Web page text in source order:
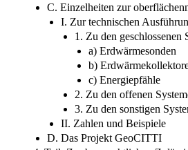
C. Einzelheiten zur
I. Zur technischen
1. Zu den geschlossenen
a) Erdwärmesonden
b)
c) Energiepfähle
2. Zu den offenen
3. Zu den sonstigen
II. Zahlen und Beispiele
D. Das Projekt GeoCITTI